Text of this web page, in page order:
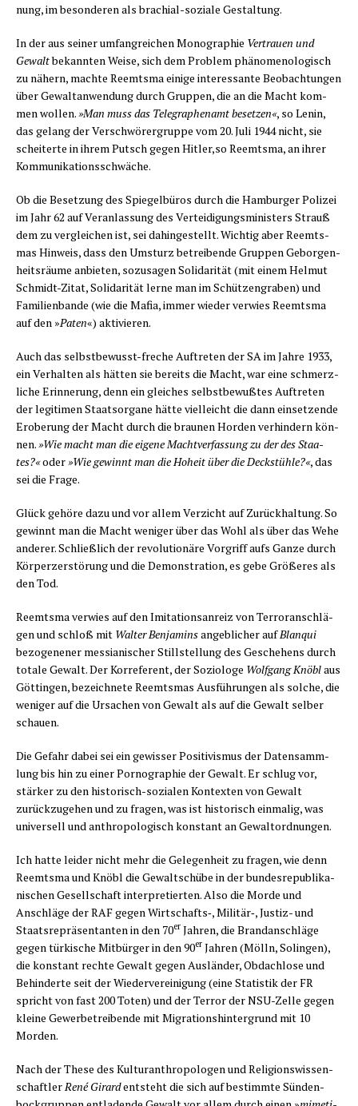
nung, im beson­de­ren als bra­chi­al-sozia­le Gestaltung.
In der aus sei­ner umfang­rei­chen Mono­gra­phie Ver­trau­en und
Gewaltbekann­ten Wei­se, sich dem Pro­blem phä­no­me­no­lo­gisch
zu nähern, mach­te Reemts­ma eini­ge inter­es­san­te Beob­ach­tun­gen
über Gewalt­an­wen­dung durch Grup­pen, die an die Macht kom­
men wol­len.»Man muss das Tele­gra­phen­amt beset­zen«, so Lenin,
das gelang der Ver­schwö­rer­grup­pe vom 20. Juli 1944 nicht, sie
schei­ter­te in ihrem Putsch gegen Hitler,so Reemts­ma, an ihrer
Kommunikationsschwäche.
Ob die Beset­zung des Spie­gel­bü­ros durch die Ham­bur­ger Poli­zei
im Jahr 62 auf Ver­an­las­sung des Ver­tei­di­gungs­mi­nis­ters Strauß
dem zu ver­glei­chen ist, sei dahin­ge­stellt. Wich­tig aber Reemts­
mas Hin­weis, dass den Umsturz betrei­ben­de Grup­pen Gebor­gen­
heits­räu­me anbie­ten, sozu­sa­gen Soli­da­ri­tät (mit einem Hel­mut
Schmidt-Zitat, Soli­da­ri­tät ler­ne man im Schüt­zen­gra­ben) und
Fami­li­en­ban­de (wie die Mafia, immer wie­der ver­wies Reemts­ma
auf den »Paten«) akti­vie­ren.
Auch das selbst­be­wusst-fre­che Auf­tre­ten der SA im Jah­re 1933,
ein Ver­hal­ten als hät­ten sie bereits die Macht, war eine schmerz­
li­che Erin­ne­rung, denn ein glei­ches selbst­be­wuß­tes Auf­tre­ten
der legi­ti­men Staats­or­ga­ne hät­te viel­leicht die dann ein­set­zen­de
Erobe­rung der Macht durch die brau­nen Hor­den ver­hin­dern kön­
nen.»Wie macht man die eige­ne Macht­ver­fas­sung zu der des Staa­
tes?«oder»Wie gewinnt man die Hoheit über die Deck­stüh­le?«, das
sei die Frage.
Glück gehö­re dazu und vor allem Ver­zicht auf Zurück­hal­tung. So
gewinnt man die Macht weni­ger über das Wohl als über das Wehe
ande­rer. Schließ­lich der revo­lu­tio­nä­re Vor­griff aufs Gan­ze durch
Kör­per­zer­stö­rung und die Demons­tra­ti­on, es gebe Grö­ße­res als
den Tod.
Reemts­ma ver­wies auf den Imi­ta­ti­ons­an­reiz von Ter­ror­an­schlä­
gen und schloß mit Wal­ter Ben­ja­minsangeb­li­cher aufBlan­qui
bezo­ge­ne­ner mes­sia­ni­scher Still­stel­lung des Gesche­hens durch
tota­le Gewalt. Der Kor­re­fe­rent, der Sozio­lo­ge Wolf­gang Knöblaus
Göt­tin­gen, bezeich­ne­te Reemts­mas Aus­füh­run­gen als sol­che, die
weni­ger auf die Ursa­chen von Gewalt als auf die Gewalt sel­ber
schauen.
Die Gefahr dabei sei ein gewis­ser Posi­ti­vis­mus der Daten­samm­
lung bis hin zu einer Por­no­gra­phie der Gewalt. Er schlug vor,
stär­ker zu den his­to­risch-sozia­len Kon­tex­ten von Gewalt
zurück­zu­ge­hen und zu fra­gen, was ist his­to­risch ein­ma­lig, was
uni­ver­sell und anthro­po­lo­gisch kon­stant an Gewaltordnungen.
Ich hat­te lei­der nicht mehr die Gele­gen­heit zu fra­gen, wie denn
Reemts­ma und Knöbl die Gewalt­schü­be in der bun­des­re­pu­bli­ka­
ni­schen Gesell­schaft inter­pre­tier­ten. Also die Mor­de und
Anschlä­ge der RAF gegen Wirtschafts‑, Militär‑, Jus­tiz- und
Staats­re­prä­sen­tan­ten in den 70er Jah­ren, die Brand­an­schlä­ge
gegen tür­ki­sche Mit­bür­ger in den 90er Jah­ren (Mölln, Solin­gen),
die kon­stant rech­te Gewalt gegen Aus­län­der, Obdach­lo­se und
Behin­der­te seit der Wie­der­ver­ei­ni­gung (eine Sta­tis­tik der FR
spricht von fast 200 Toten) und der Ter­ror der NSU-Zel­le gegen
klei­ne Gewer­be­trei­ben­de mit Migra­ti­ons­hin­ter­grund mit 10
Morden.
Nach der The­se des Kul­tur­anthro­po­lo­gen und Reli­gi­ons­wis­sen­
schaft­ler René Girardent­steht die sich auf bestimm­te Sün­den­